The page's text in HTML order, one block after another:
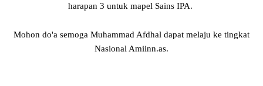
harapan 3 untuk mapel Sains IPA.
Mohon do'a semoga Muhammad Afdhal dapat melaju ke tingkat
Nasional Amiinn.as.